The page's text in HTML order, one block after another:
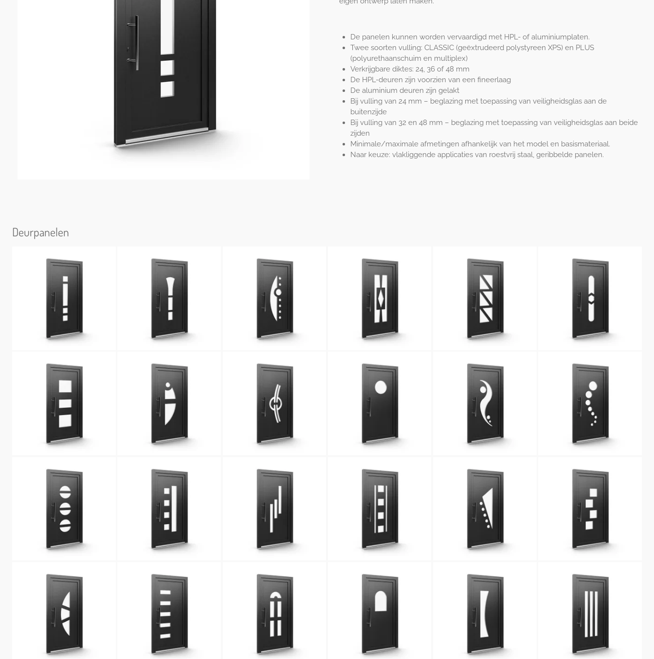
De panelen kunnen worden vervaardigd met HPL- of aluminiumplaten.
Twee soorten vulling: CLASSIC (geëxtrudeerd polystyreen XPS) en PLUS
(polyurethaanschuim en multiplex)
Verkrijgbare diktes: 24, 36 of 48 mm
De HPL-deuren zijn voorzien van een fineerlaag
De aluminium deuren zijn gelakt
Bij vulling van 24 mm – beglazing met toepassing van veiligheidsglas aan de
buitenzijde
Bij vulling van 32 en 48 mm – beglazing met toepassing van veiligheidsglas aan beide
zijden
Minimale/maximale afmetingen afhankelijk van het model en basismateriaal.
Naar keuze: vlakliggende applicaties van roestvrij staal, geribbelde panelen.
Deurpanelen